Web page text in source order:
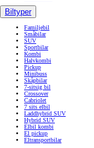
Biltyper
Familjebil
Småbilar
SUV
Sportbilar
Kombi
Halvkombi
Pickup
Minibuss
Skåpbilar
7-sitsig bil
Crossover
Cabriolet
7 sits elbil
Laddhybrid SUV
Hybrid SUV
Elbil kombi
El pickup
Eltransportbilar